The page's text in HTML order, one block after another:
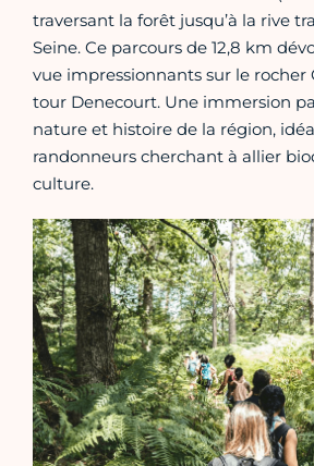
traversant la forêt jusqu’à la rive
Seine. Ce parcours de 12,8 km
vue impressionnants sur le rocher
tour Denecourt. Une immersion
nature et histoire de la région,
randonneurs cherchant à allier
culture.